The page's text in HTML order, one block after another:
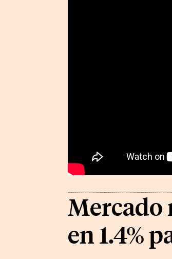
Mercado
en 1.4%